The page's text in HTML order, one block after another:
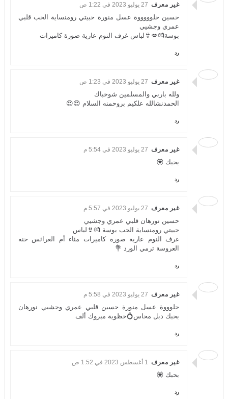
غير معرف 27 يوليو 2023 في 1:22 ص
حسين حلوووووة عسل منورة حبيتي رومنساية الحب قلبي
عمري وجشيي
بوسة💏💋👙لباس غرف النوم عارية صورة كاميرات
رد
غير معرف 27 يوليو 2023 في 1:23 ص
ولله باربي والمسلمين شوخباك
الحمدنشالله علكيم بروحمنه السلام 😍😍
رد
غير معرف 27 يوليو 2023 في 5:54 م
بحبك 💟
رد
غير معرف 27 يوليو 2023 في 5:57 م
حسين نورهان قلبي عمري وجشيي
حبيتي رومنساية الحب بوسة 💏👙لباس
غرف النوم عارية صورة كاميرات مئاء أم العرائس حنه
العروسة ترمي الورد 💐
رد
غير معرف 27 يوليو 2023 في 5:58 م
حلوووة عسل منورة حسين قلبي عمري وجشيي نورهان
بحبك دبل محاس💍خظوية مبروك ألف
رد
غير معرف 1 أغسطس 2023 في 1:52 ص
بحبك 💟
رد